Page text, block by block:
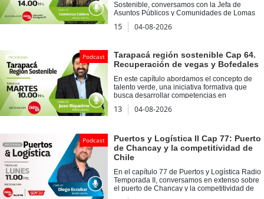
Sostenible, conversamos con la Jefa de
Asuntos Públicos y Comunidades de Lomas
Bayas, Mariela Dahmen acerca del programa
Semillero LomasLab, el cual entrega
Arenales. Asimismo, en Voces Sostenibles,
tuvimos como invitado a Rodolfo Tapia,
encargado de metodologías de Verdical, con
quien profundizamos en la importancia de la
educación ambiental.
15 04-08-2026
Podcast
Tarapacá región sostenible Cap 64.
Recuperación de vegas y Bofedales
En este capítulo abordamos el concepto de
talento verde, una iniciativa formativa que
busca desarrollar competencias en
sostenibilidad y economía circular en
estudiantes de educación superior. Además,
bofedales a través de la Iniciativa Más Agua,
un proyecto que rescata técnicas ancestrales
aymaras para la gestión sostenible del recurso
hídrico en ecosistemas altoandinos.
13 04-08-2026
Podcast
Puertos y Logística II Cap 77: Puerto
de Chancay y la competitividad de
Chile
En el capítulo 77 de Puertos y Logística Radio
Temporada II, conversamos en extenso sobre
el puerto de Chancay y la competitividad de
Chile junto a José Luis Canales, jefe de